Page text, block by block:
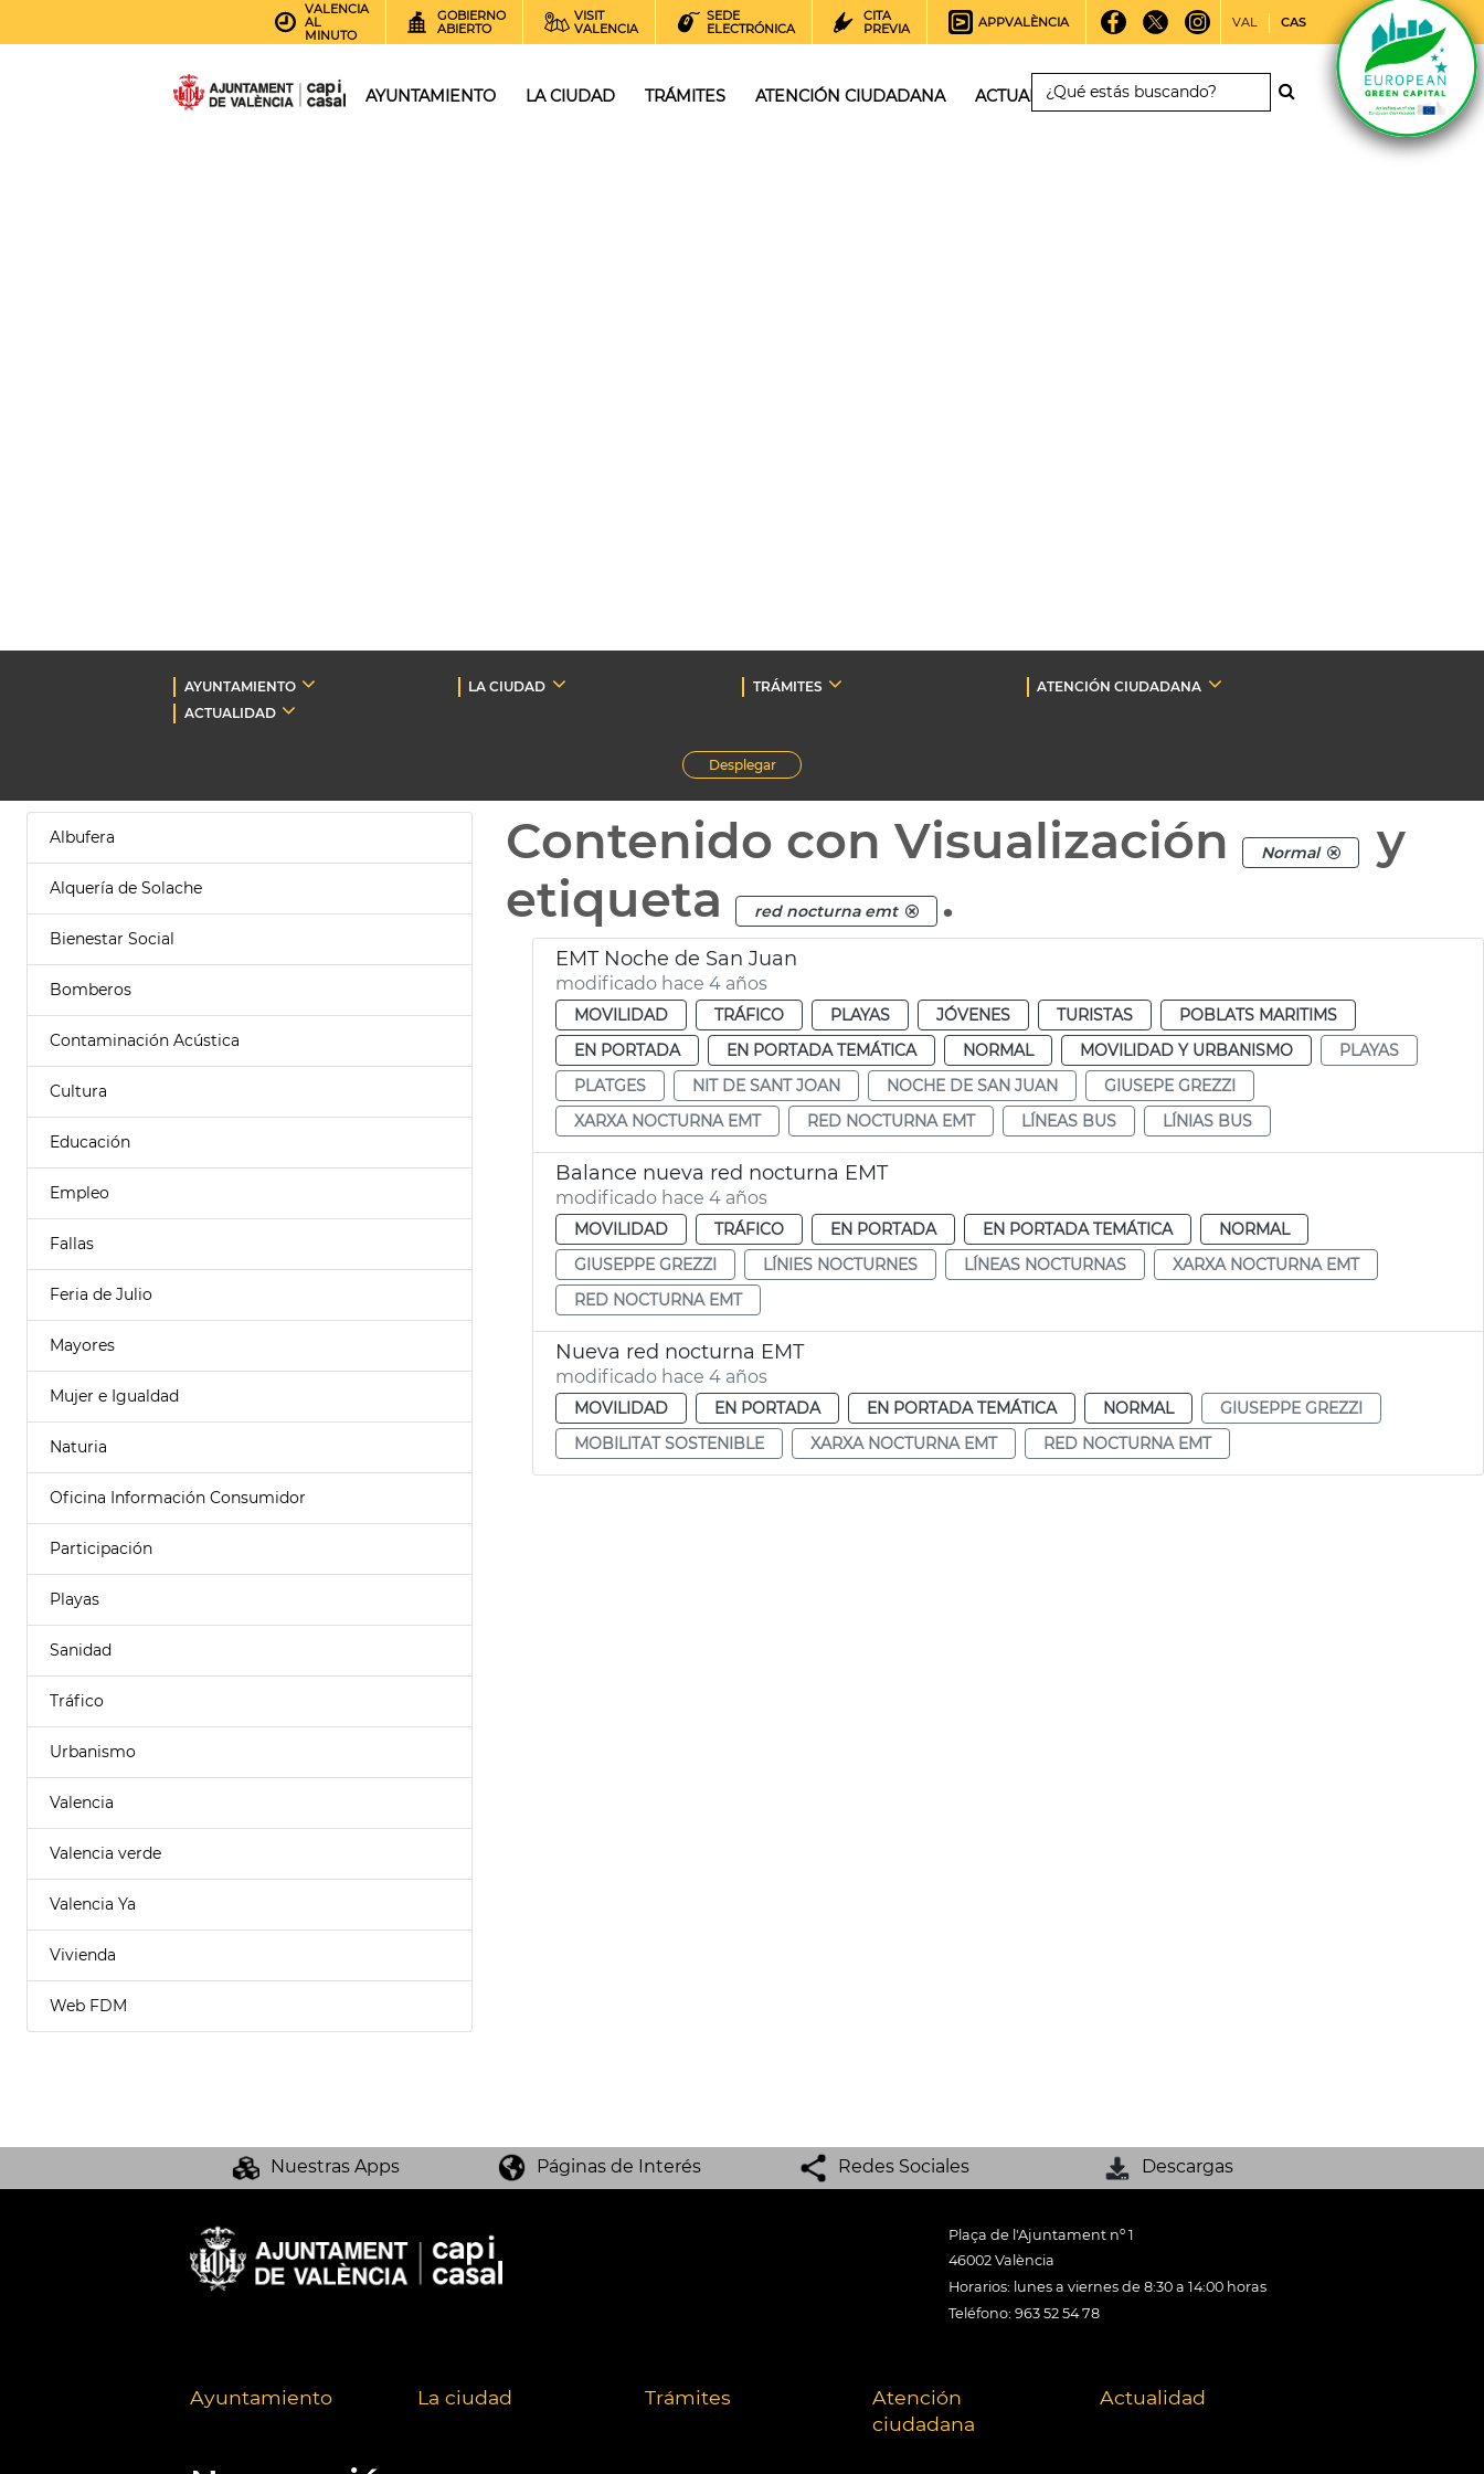
VALENCIA
AL
MINUTO
GOBIERNO
ABIERTO
VISIT
VALENCIA
SEDE
ELECTRÓNICA
CITA
PREVIA
APPVALÈNCIA VAL CAS
AYUNTAMIENTO LA CIUDAD TRÁMITES ATENCIÓN CIUDADANA ACTUALIDAD
AYUNTAMIENTO LA CIUDAD TRÁMITES
ATENCIÓN CIUDADANA
ACTUALIDAD
Desplegar
Albufera
Alquería de Solache
Bienestar Social
Bomberos
Contaminación Acústica
Cultura
Educación
Empleo
Fallas
Feria de Julio
Mayores
Mujer e Igualdad
Naturia
Oficina Información Consumidor
Participación
Playas
Sanidad
Tráfico
Urbanismo
Valencia
Valencia verde
Valencia Ya
Vivienda
Web FDM
Contenido con Visualización Normal
y
etiqueta
red nocturna emt .
EMT Noche de San Juan
modificado hace 4 años
MOVILIDAD TRÁFICO PLAYAS JÓVENES TURISTAS
POBLATS MARITIMS
EN PORTADA
EN PORTADA TEMÁTICA NORMAL MOVILIDAD Y URBANISMO
PLAYAS
PLATGES
NIT DE SANT JOAN NOCHE DE SAN JUAN
GIUSEPE GREZZI
XARXA NOCTURNA EMT
RED NOCTURNA EMT LÍNEAS BUS LÍNIAS BUS
Balance nueva red nocturna EMT
modificado hace 4 años
MOVILIDAD TRÁFICO EN PORTADA EN PORTADA TEMÁTICA
NORMAL
GIUSEPPE GREZZI
LÍNIES NOCTURNES LÍNEAS NOCTURNAS
XARXA NOCTURNA EMT
RED NOCTURNA EMT
Nueva red nocturna EMT
modificado hace 4 años
MOVILIDAD EN PORTADA EN PORTADA TEMÁTICA NORMAL
GIUSEPPE GREZZI
MOBILITAT SOSTENIBLE
XARXA NOCTURNA EMT RED NOCTURNA EMT
Nuestras Apps Páginas de Interés Redes Sociales Descargas
Plaça de l'Ajuntament nº 1
46002 València
Horarios: lunes a viernes de 8:30 a 14:00 horas
Teléfono: 963 52 54 78
Ayuntamiento La ciudad Trámites
Atención
ciudadana
Actualidad